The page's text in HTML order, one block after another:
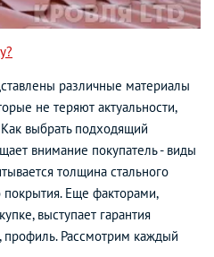
различные материалы
не теряют актуальности,
выбрать подходящий
внимание покупатель - виды
толщина стального
покрытия. Еще факторами,
выступает гарантия
профиль. Рассмотрим каждый